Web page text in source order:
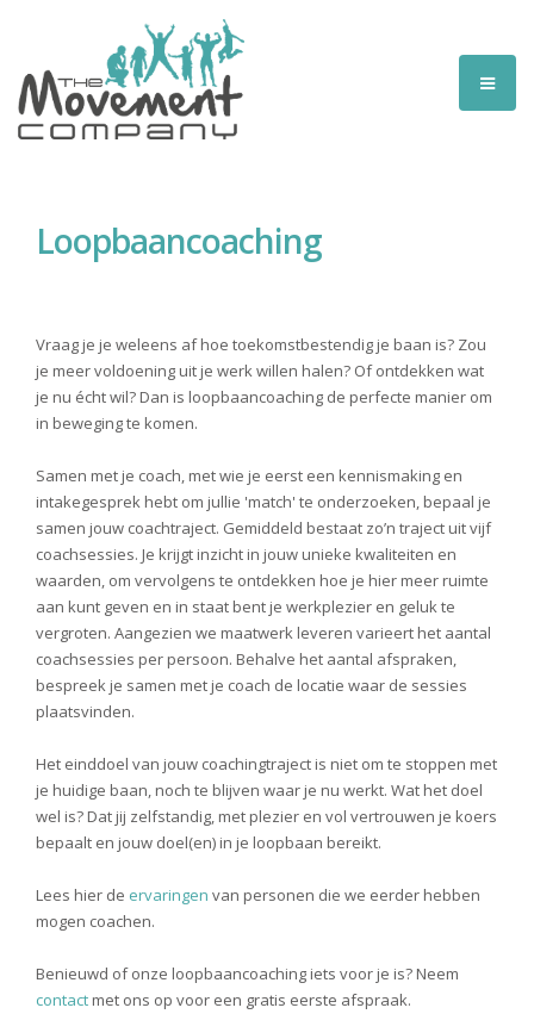
Loopbaancoaching
Vraag je je weleens af hoe toekomstbestendig je baan is? Zou
je meer voldoening uit je werk willen halen? Of ontdekken wat
je nu écht wil? Dan is loopbaancoaching de perfecte manier om
in beweging te komen.
Samen met je coach, met wie je eerst een kennismaking en
intakegesprek hebt om jullie 'match' te onderzoeken, bepaal je
samen jouw coachtraject. Gemiddeld bestaat zo’n traject uit vijf
coachsessies. Je krijgt inzicht in jouw unieke kwaliteiten en
waarden, om vervolgens te ontdekken hoe je hier meer ruimte
aan kunt geven en in staat bent je werkplezier en geluk te
vergroten. Aangezien we maatwerk leveren varieert het aantal
coachsessies per persoon. Behalve het aantal afspraken,
bespreek je samen met je coach de locatie waar de sessies
plaatsvinden.
Het einddoel van jouw coachingtraject is niet om te stoppen met
je huidige baan, noch te blijven waar je nu werkt. Wat het doel
wel is? Dat jij zelfstandig, met plezier en vol vertrouwen je koers
bepaalt en jouw doel(en) in je loopbaan bereikt.
Lees hier de ervaringen van personen die we eerder hebben
mogen coachen.
Benieuwd of onze loopbaancoaching iets voor je is? Neem
contact met ons op voor een gratis eerste afspraak.